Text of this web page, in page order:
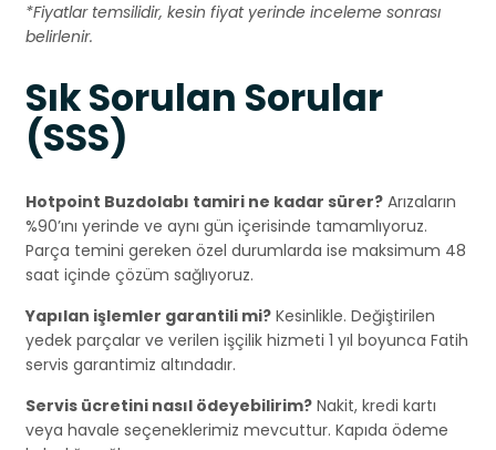
*Fiyatlar temsilidir, kesin fiyat yerinde inceleme sonrası
belirlenir.
Sık Sorulan Sorular
(SSS)
Hotpoint Buzdolabı tamiri ne kadar sürer? Arızaların
%90’ını yerinde ve aynı gün içerisinde tamamlıyoruz.
Parça temini gereken özel durumlarda ise maksimum 48
saat içinde çözüm sağlıyoruz.
Yapılan işlemler garantili mi? Kesinlikle. Değiştirilen
yedek parçalar ve verilen işçilik hizmeti 1 yıl boyunca Fatih
servis garantimiz altındadır.
Servis ücretini nasıl ödeyebilirim? Nakit, kredi kartı
veya havale seçeneklerimiz mevcuttur. Kapıda ödeme